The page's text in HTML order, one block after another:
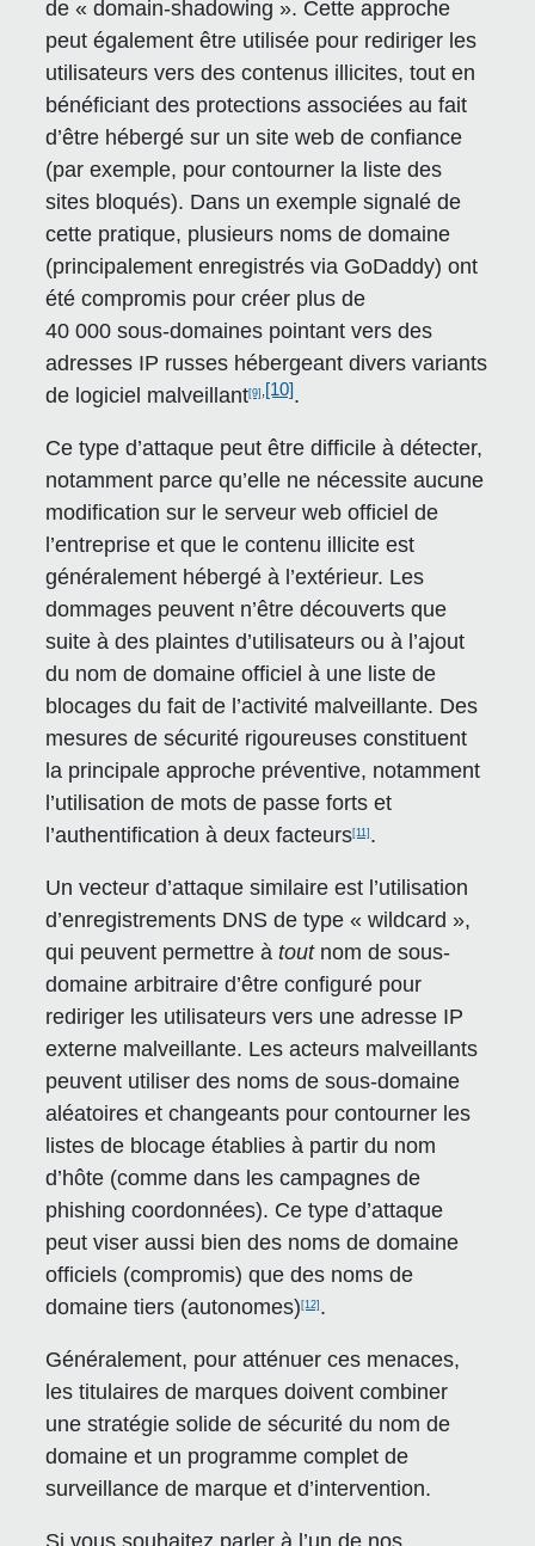
de « domain-shadowing ». Cette approche
peut également être utilisée pour rediriger les
utilisateurs vers des contenus illicites, tout en
bénéficiant des protections associées au fait
d’être hébergé sur un site web de confiance
(par exemple, pour contourner la liste des
sites bloqués). Dans un exemple signalé de
cette pratique, plusieurs noms de domaine
(principalement enregistrés via GoDaddy) ont
été compromis pour créer plus de
40 000 sous-domaines pointant vers des
adresses IP russes hébergeant divers variants
de logiciel malveillant[9] [10].
Ce type d’attaque peut être difficile à détecter,
notamment parce qu’elle ne nécessite aucune
modification sur le serveur web officiel de
l’entreprise et que le contenu illicite est
généralement hébergé à l’extérieur. Les
dommages peuvent n’être découverts que
suite à des plaintes d’utilisateurs ou à l’ajout
du nom de domaine officiel à une liste de
blocages du fait de l’activité malveillante. Des
mesures de sécurité rigoureuses constituent
la principale approche préventive, notamment
l’utilisation de mots de passe forts et
l’authentification à deux facteurs[11] .
Un vecteur d’attaque similaire est l’utilisation
d’enregistrements DNS de type « wildcard »,
qui peuvent permettre àtoutnom de sous-
domaine arbitraire d’être configuré pour
rediriger les utilisateurs vers une adresse IP
externe malveillante. Les acteurs malveillants
peuvent utiliser des noms de sous-domaine
aléatoires et changeants pour contourner les
listes de blocage établies à partir du nom
d’hôte (comme dans les campagnes de
phishing coordonnées). Ce type d’attaque
peut viser aussi bien des noms de domaine
officiels (compromis) que des noms de
domaine tiers (autonomes)[12] .
Généralement, pour atténuer ces menaces,
les titulaires de marques doivent combiner
une stratégie solide de sécurité du nom de
domaine et un programme complet de
surveillance de marque et d’intervention.